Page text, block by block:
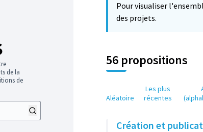
de la
de
Pour visualiser
des projets.
56 propositions
Aléatoire
Les plus
récentes
Création et